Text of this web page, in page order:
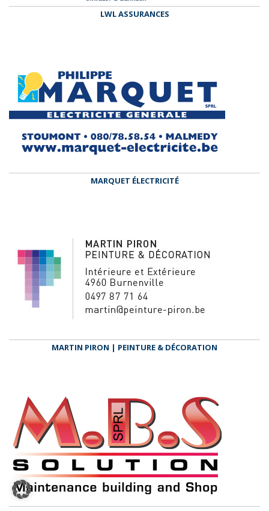
LWL ASSURANCES
MARQUET ÉLECTRICITÉ
MARTIN PIRON | PEINTURE & DÉCORATION